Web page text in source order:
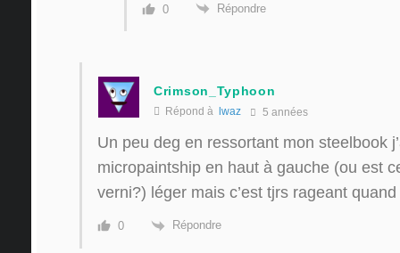
0 Répondre
Crimson_Typhoon
Répond à lwaz 5 années
Un peu deg en ressortant mon steelbook
micropaintship en haut à gauche (ou est
verni?) léger mais c’est tjrs rageant
0 Répondre